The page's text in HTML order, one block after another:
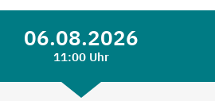
06.08.2026
11:00 Uhr